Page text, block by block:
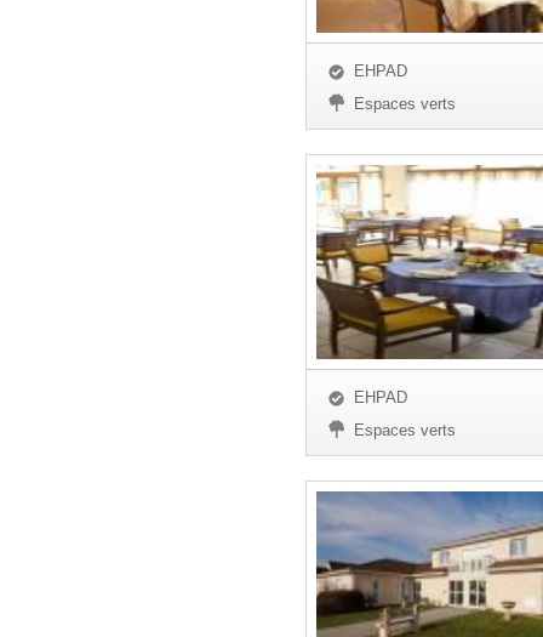
EHPAD
Espaces verts
EHPAD
Espaces verts